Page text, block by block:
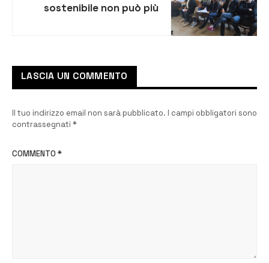
sostenibile non può più
LASCIA UN COMMENTO
Il tuo indirizzo email non sarà pubblicato. I campi obbligatori sono
contrassegnati *
COMMENTO *